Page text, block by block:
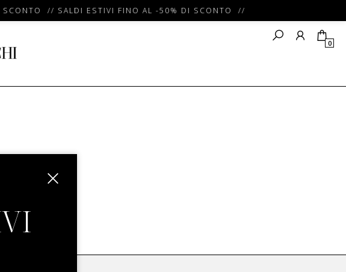
// SALDI ESTIVI FINO AL -50% DI SCONTO //
0